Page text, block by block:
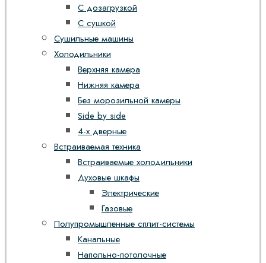
С дозагрузкой
С сушкой
Сушильные машины
Холодильники
Верхняя камера
Нижняя камера
Без морозильной камеры
Side by side
4-х дверные
Встраиваемая техника
Встраиваемые холодильники
Духовые шкафы
Электрические
Газовые
Полупромышленные сплит-системы
Канальные
Напольно-потолочные